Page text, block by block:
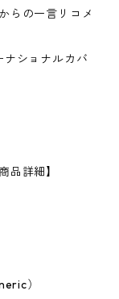
らの一言リコメ
ショナルカバ
品詳細】
）